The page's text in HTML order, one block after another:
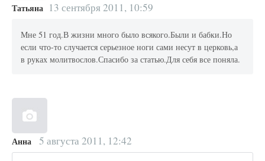
Татьяна 13 сентября 2011, 10:59
Мне 51 год.В жизни много было всякого.Были и бабки.Но
если что-то случается серьезное ноги сами несут в церковь,а
в руках молитвослов.Спасибо за статью.Для себя все поняла.
Анна 5 августа 2011, 12:42